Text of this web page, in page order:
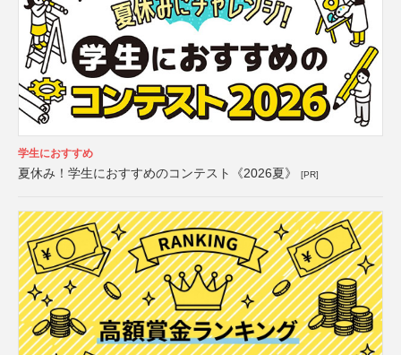
学生におすすめ
夏休み！学生におすすめのコンテスト《2026夏》 [PR]